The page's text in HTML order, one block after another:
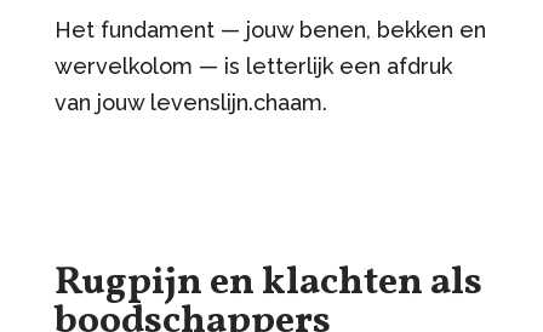
Het fundament — jouw benen, bekken en
wervelkolom — is letterlijk een afdruk
van jouw levenslijn.chaam.
Rugpijn en klachten als